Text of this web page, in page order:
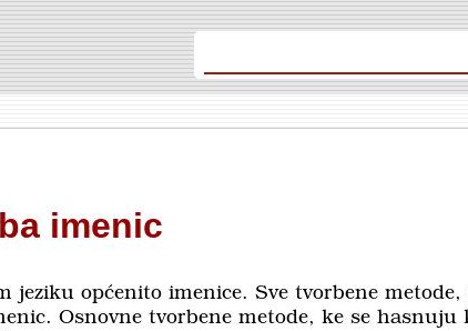
imenic
općenito ime­ni­ce. Sve tvorbene
Osnovne tvorbene metode, ke se hasnuju